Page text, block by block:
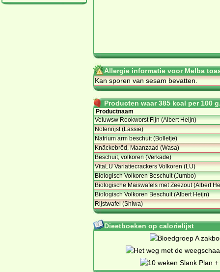
Allergie informatie voor Melba
Kan sporen van sesam bevatten.
Producten waar 385 kcal per 100
Productnaam
Veluwsw Rookworst Fijn (Albert Heijn)
Notenrijst (Lassie)
Natrium arm beschuit (Bolletje)
Knäckebröd, Maanzaad (Wasa)
Beschuit, volkoren (Verkade)
VitaLU Variatiecrackers Volkoren (LU)
Biologisch Volkoren Beschuit (Jumbo)
Biologische Maiswafels met Zeezout (Albert
Biologisch Volkoren Beschuit (Albert Heijn)
Rijstwafel (Shiwa)
Dieetboeken op calorielijst